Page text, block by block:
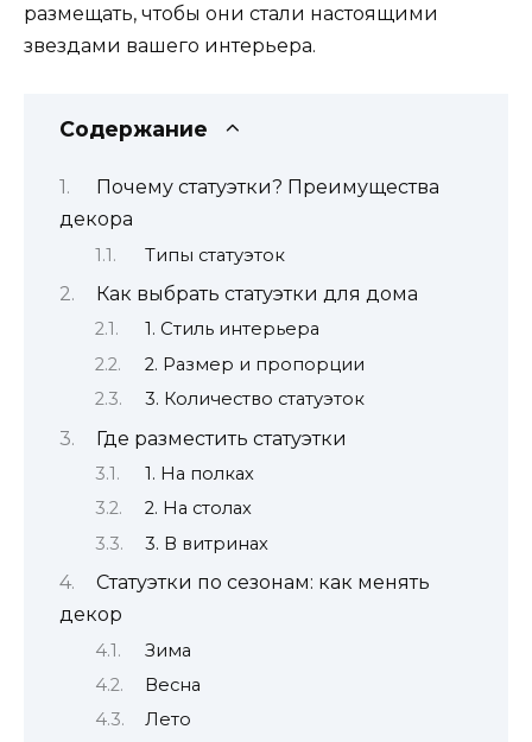
размещать, чтобы они стали настоящими
звездами вашего интерьера.
Содержание
Почему статуэтки? Преимущества
декора
Типы статуэток
Как выбрать статуэтки для дома
1. Стиль интерьера
2. Размер и пропорции
3. Количество статуэток
Где разместить статуэтки
1. На полках
2. На столах
3. В витринах
Статуэтки по сезонам: как менять
декор
Зима
Весна
Лето